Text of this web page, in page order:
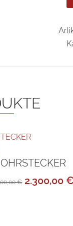
OHRSTECKER
€ 2.300,00 €